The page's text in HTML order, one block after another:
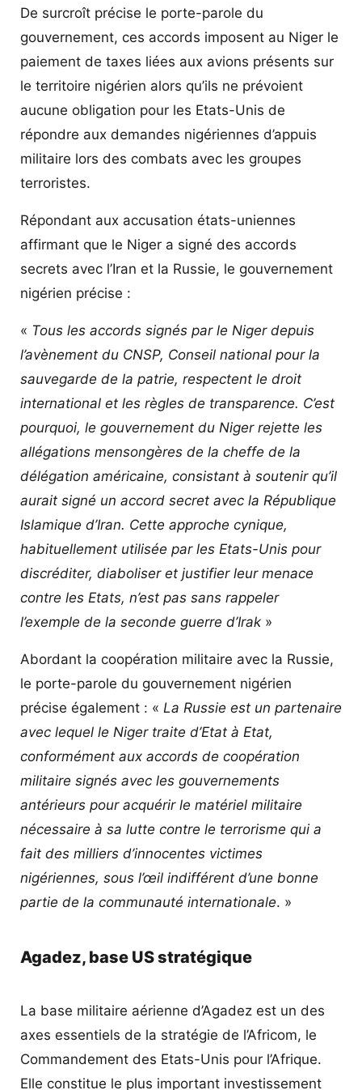
De surcroît précise le porte-parole du
gouvernement, ces accords imposent au Niger le
paiement de taxes liées aux avions présents sur
le territoire nigérien alors qu’ils ne prévoient
aucune obligation pour les Etats-Unis de
répondre aux demandes nigériennes d’appuis
militaire lors des combats avec les groupes
terroristes.
Répondant aux accusation états-uniennes
affirmant que le Niger a signé des accords
secrets avec l’Iran et la Russie, le gouvernement
nigérien précise :
« Tous les accords signés par le Niger depuis
l’avènement du CNSP, Conseil national pour la
sauvegarde de la patrie, respectent le droit
international et les règles de transparence. C’est
pourquoi, le gouvernement du Niger rejette les
allégations mensongères de la cheffe de la
délégation américaine, consistant à soutenir qu’il
aurait signé un accord secret avec la République
Islamique d’Iran. Cette approche cynique,
habituellement utilisée par les Etats-Unis pour
discréditer, diaboliser et justifier leur menace
contre les Etats, n’est pas sans rappeler
l’exemple de la seconde guerre d’Irak »
Abordant la coopération militaire avec la Russie,
le porte-parole du gouvernement nigérien
précise également : « La Russie est un partenaire
avec lequel le Niger traite d’Etat à Etat,
conformément aux accords de coopération
militaire signés avec les gouvernements
antérieurs pour acquérir le matériel militaire
nécessaire à sa lutte contre le terrorisme qui a
fait des milliers d’innocentes victimes
nigériennes, sous l’œil indifférent d’une bonne
partie de la communauté internationale. »
Agadez, base US stratégique
La base militaire aérienne d’Agadez est un des
axes essentiels de la stratégie de l’Africom, le
Commandement des Etats-Unis pour l’Afrique.
Elle constitue le plus important investissement